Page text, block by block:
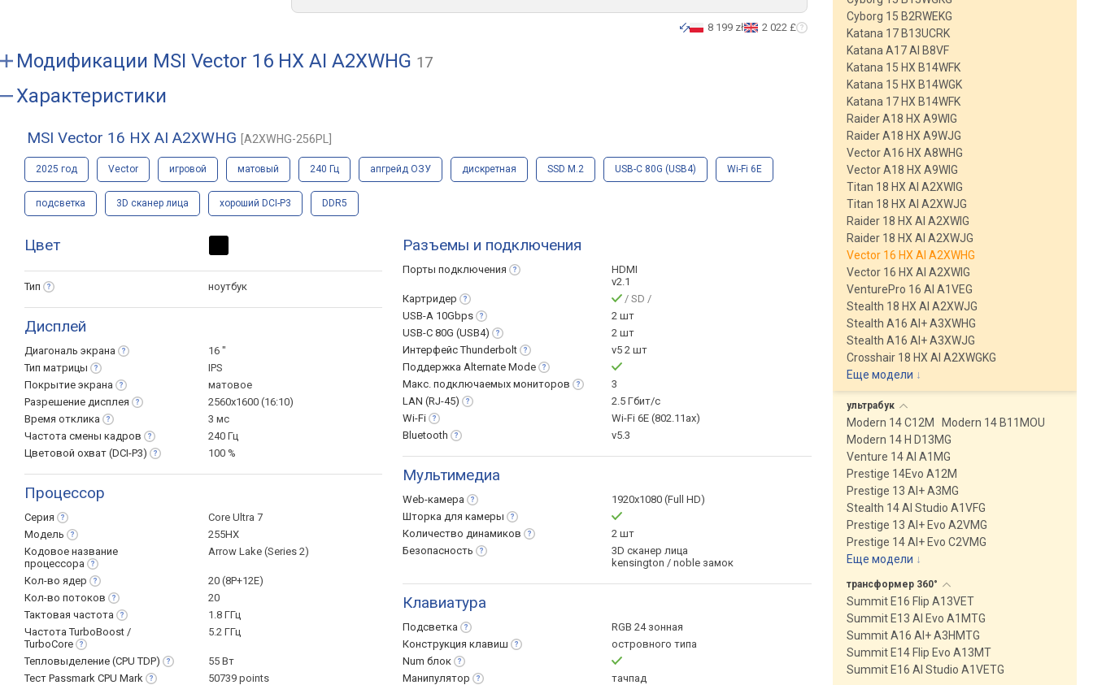
8 199 zł 2 022 £
Модификации MSI Vector 16 HX AI A2XWHG 17
Характеристики
MSI Vector 16 HX AI A2XWHG [A2XWHG-256PL]
2025 год Vector игровой матовый 240 Гц апгрейд ОЗУ дискретная SSD M.2 USB-C 80G (USB4) Wi-Fi 6E
подсветка 3D сканер лица хороший DCI-P3 DDR5
Цвет
Тип ноутбук
Дисплей
Диагональ экрана
16 "
Тип матрицы
IPS
Покрытие экрана
матовое
Разрешение дисплея
2560x1600 (16:10)
Время отклика
3 мс
Частота смены кадров
240 Гц
Цветовой охват (DCI-P3) 100 %
Процессор
Серия
Core Ultra 7
Модель
255HX
Кодовое название
процессора
Arrow Lake (Series 2)
Кол-во ядер
20 (8P+12E)
Кол-во потоков
20
Тактовая частота
1.8 ГГц
Частота TurboBoost /
TurboCore
5.2 ГГц
Тепловыделение (CPUTDP)
55 Вт
Тест Passmark CPU Mark 50739 points
Разъемы и подключения
Порты подключения
HDMI
v2.1
Картридер
/ SD /
USB-A 10Gbps
2 шт
USB-C 80G (USB4)
2 шт
ИнтерфейсThunderbolt
v5 2 шт
Поддержка Alternate Mode
Макс. подключаемых мониторов
3
LAN (RJ-45)
2.5 Гбит/с
Wi-Fi
Wi-Fi 6E (802.11ax)
Bluetooth
v5.3
Мультимедиа
Web-камера
1920x1080 (Full HD)
Шторка для камеры
Количество динамиков
2 шт
Безопасность
3D сканер лица
kensington / noble замок
Клавиатура
Подсветка
RGB 24 зонная
Конструкция клавиш
островного типа
Num блок
Манипулятор
тачпад
Cyborg 15 B2RWEKG
Katana 17 B13UCRK
Katana A17 AI B8VF
Katana 15 HX B14WFK
Katana 15 HX B14WGK
Katana 17 HX B14WFK
Raider A18 HX A9WIG
Raider A18 HX A9WJG
Vector A16 HX A8WHG
Vector A18 HX A9WIG
Titan 18 HX AI A2XWIG
Titan 18 HX AI A2XWJG
Raider 18 HX AI A2XWIG
Raider 18 HX AI A2XWJG
Vector 16 HX AI A2XWHG
Vector 16 HX AI A2XWIG
VenturePro 16 AI A1VEG
Stealth 18 HX AI A2XWJG
Stealth A16 AI+ A3XWHG
Stealth A16 AI+ A3XWJG
Crosshair 18 HX AI A2XWGKG
Еще модели ↓
ультрабук
Modern 14 C12M
Modern 14 B11MOU
Modern 14 H D13MG
Venture 14 AI A1MG
Prestige 14Evo A12M
Prestige 13 AI+ A3MG
Stealth 14 AI Studio A1VFG
Prestige 13 AI+ Evo A2VMG
Prestige 14 AI+ Evo C2VMG
Еще модели ↓
трансформер 360°
Summit E16 Flip A13VET
Summit E13 AI Evo A1MTG
Summit A16 AI+ A3HMTG
Summit E14 Flip Evo A13MT
Summit E16 AI Studio A1VETG